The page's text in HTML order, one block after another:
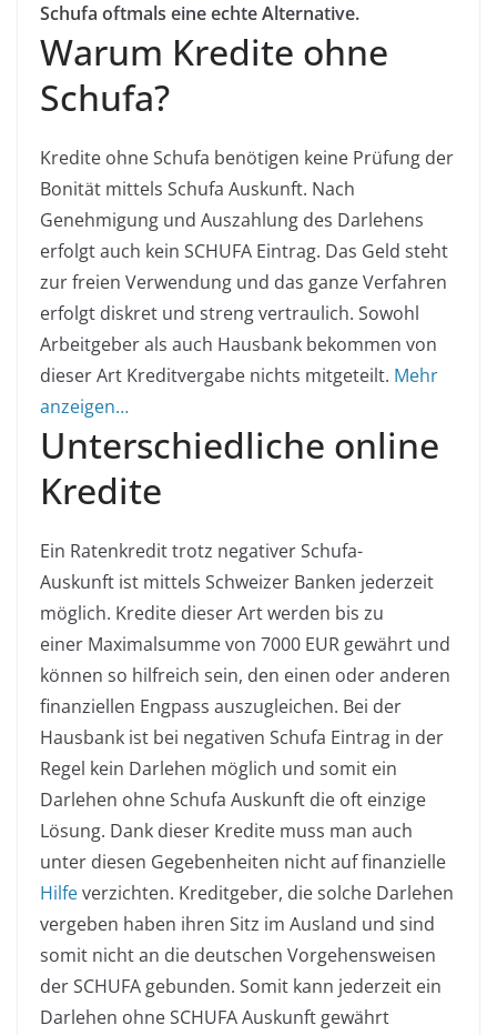
Schufa oftmals eine echte Alternative.
Warum Kredite ohne
Schufa?
Kredite ohne Schufa benötigen keine Prüfung der
Bonität mittels Schufa Auskunft. Nach
Genehmigung und Auszahlung des Darlehens
erfolgt auch kein SCHUFA Eintrag. Das Geld steht
zur freien Verwendung und das ganze Verfahren
erfolgt diskret und streng vertraulich. Sowohl
Arbeitgeber als auch Hausbank bekommen von
dieser Art Kreditvergabe nichts mitgeteilt. Mehr
anzeigen…
Unterschiedliche online
Kredite
Ein Ratenkredit trotz negativer Schufa-
Auskunft ist mittels Schweizer Banken jederzeit
möglich. Kredite dieser Art werden bis zu
einer Maximalsummevon 7000 EUR gewährt und
können so hilfreich sein, den einen oder anderen
finanziellen Engpass auszugleichen. Bei der
Hausbank ist bei negativen Schufa Eintrag in der
Regel kein Darlehen möglich und somit ein
Darlehen ohne Schufa Auskunft die oft einzige
Lösung. Dank dieser Kredite muss man auch
unter diesen Gegebenheiten nicht auf finanzielle
Hilfeverzichten. Kreditgeber, die solche Darlehen
vergeben haben ihren Sitz im Ausland und sind
somit nicht an die deutschen Vorgehensweisen
der SCHUFA gebunden. Somit kann jederzeit ein
Darlehen ohne SCHUFA Auskunft gewährt